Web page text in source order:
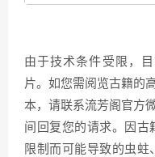
由于技术条件受限，
片。如您需阅览古籍的
本，请联系流芳阁官方
间回复您的请求。因古
限制而可能导致的虫